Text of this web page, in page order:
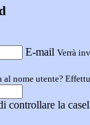
E-mail Verrà
al nome utente?
controllare la